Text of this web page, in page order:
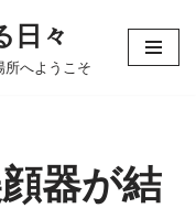
日々
所へようこそ
器が結